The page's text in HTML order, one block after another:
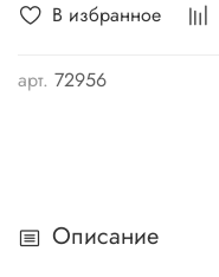
В избранное
арт. 72956
Описание